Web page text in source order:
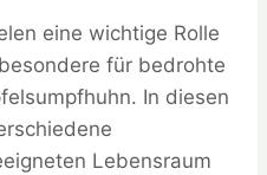
eine wichtige Rolle
für bedrohte
In diesen
Lebensraum